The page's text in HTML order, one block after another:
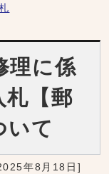
理に係
札【郵
いて
年8月18日 ]